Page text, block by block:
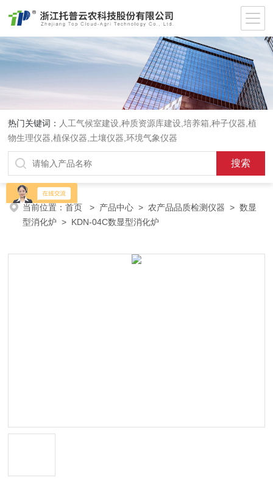
热门关键词： 人工气候室建设,种质资源库建设,培养箱,种子仪器,植
物生理仪器,植保仪器,土壤仪器,环境气象仪器
当前位置：首页 > 产品中心 > 农产品品质检测仪器 >数显
型消化炉 > KDN-04C数显型消化炉